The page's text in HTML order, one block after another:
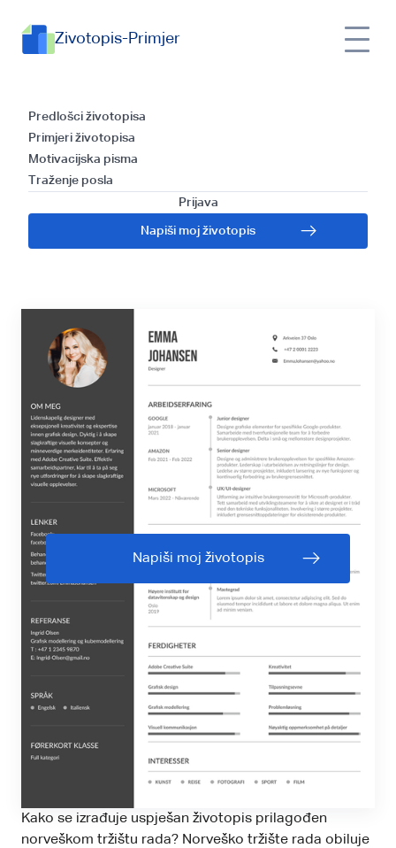
Zivotopis-Primjer
Predlošci životopisa
Primjeri životopisa
Motivacijska pisma
Traženje posla
Prijava
Napiši moj životopis
Vodič za pisanje
životopisa na
norveškom jeziku:
Korak po korak
Napiši moj životopis
Kako se izrađuje uspješan životopis prilagođen
norveškom tržištu rada? Norveško tržište rada obiluje